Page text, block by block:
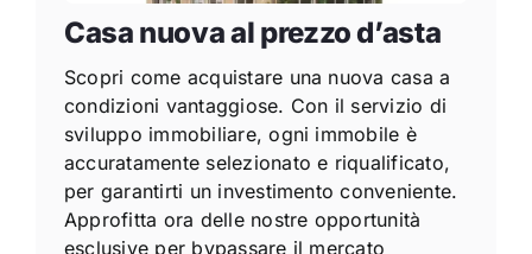
Casa nuova al prezzo d’asta
Scopri come acquistare una nuova casa a
condizioni vantaggiose. Con il servizio di
sviluppo immobiliare, ogni immobile è
accuratamente selezionato e riqualificato,
per garantirti un investimento conveniente.
Approfitta ora delle nostre opportunità
esclusive per bypassare il mercato